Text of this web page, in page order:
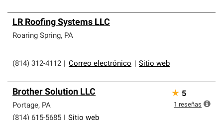
LR Roofing Systems LLC
Roaring Spring, PA
(814) 312-4112 Correo electrónico Sitio web
Brother Solution LLC
Portage, PA
(814) 615-5685
Sitio web
★ 5
1 reseñas